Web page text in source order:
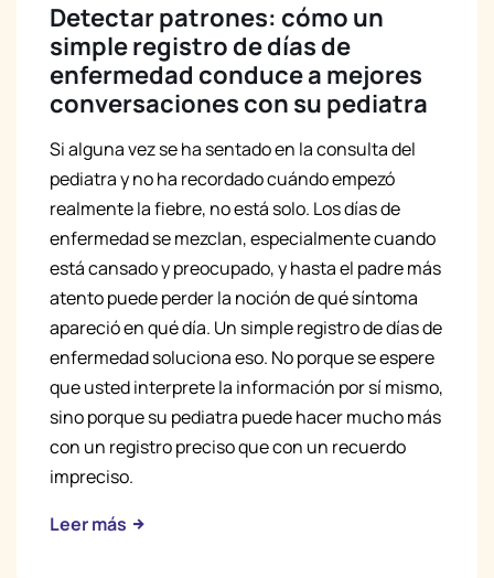
Detectar patrones: cómo un
simple registro de días de
enfermedad conduce a mejores
conversaciones con su pediatra
Si alguna vez se ha sentado en la consulta del
pediatra y no ha recordado cuándo empezó
realmente la fiebre, no está solo. Los días de
enfermedad se mezclan, especialmente cuando
está cansado y preocupado, y hasta el padre más
atento puede perder la noción de qué síntoma
apareció en qué día. Un simple registro de días de
enfermedad soluciona eso. No porque se espere
que usted interprete la información por sí mismo,
sino porque su pediatra puede hacer mucho más
con un registro preciso que con un recuerdo
impreciso.
Leer más